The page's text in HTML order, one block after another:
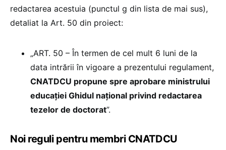
redactarea acestuia (punctul g din lista de mai sus),
detaliat la Art. 50 din proiect:
„ART. 50 – În termen de cel mult 6 luni de la
data intrării în vigoare a prezentului regulament,
CNATDCU propune spre aprobare ministrului
educației Ghidul național privind redactarea
tezelor de doctorat”.
Noi reguli pentru membri CNATDCU